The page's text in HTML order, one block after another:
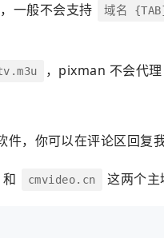
一般不会支持 域名
，pixman 不会代理
，你可以在评论区回复我
和 cmvideo.cn 这两个主